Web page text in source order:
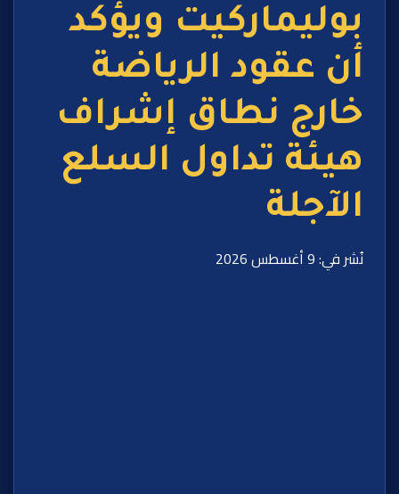
بوليماركيت ويؤكد
أن عقود الرياضة
خارج نطاق إشراف
هيئة تداول السلع
الآجلة
نُشر في: 9 أغسطس 2026